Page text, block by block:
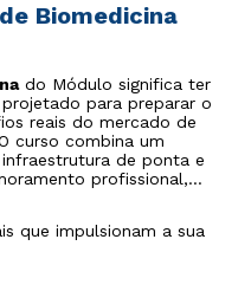
Biomedicina
do Módulo significa ter
para preparar o
reais do mercado de
curso combina um
de ponta e
profissional,
que impulsionam a sua